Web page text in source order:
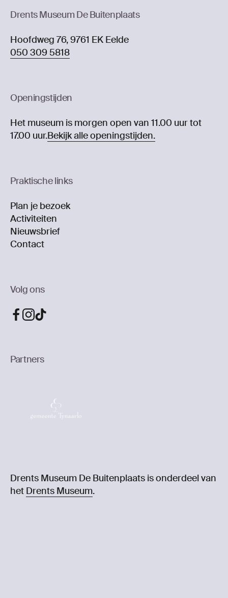
Drents Museum De Buitenplaats
Hoofdweg 76, 9761 EK Eelde
050 309 5818
Openingstijden
Het museum is morgen open van 11.00 uur tot
17.00 uur.Bekijk alle openingstijden.
Praktische links
Plan je bezoek
Activiteiten
Nieuwsbrief
Contact
Volg ons
Partners
Drents Museum De Buitenplaats is onderdeel van
het Drents Museum.